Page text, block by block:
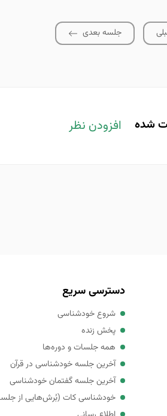
جلسه بعدی
شده افزودن نظر
دسترسی سریع
شروع خودشناسی
پخش زنده
همه جلسات و دوره‌ها
آخرین جلسه خودشناسی در قرآن
آخرین جلسه گفتمان خودشناسی
خودشناسی کات (بُرش‌هایی از